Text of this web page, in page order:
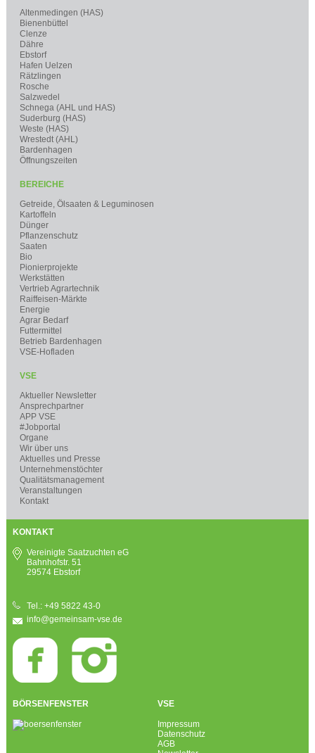
Altenmedingen (HAS)
Bienenbüttel
Clenze
Dähre
Ebstorf
Hafen Uelzen
Rätzlingen
Rosche
Salzwedel
Schnega (AHL und HAS)
Suderburg (HAS)
Weste (HAS)
Wrestedt (AHL)
Bardenhagen
Öffnungszeiten
BEREICHE
Getreide, Ölsaaten & Leguminosen
Kartoffeln
Dünger
Pflanzenschutz
Saaten
Bio
Pionierprojekte
Werkstätten
Vertrieb Agrartechnik
Raiffeisen-Märkte
Energie
Agrar Bedarf
Futtermittel
Betrieb Bardenhagen
VSE-Hofladen
VSE
Aktueller Newsletter
Ansprechpartner
APP VSE
#Jobportal
Organe
Wir über uns
Aktuelles und Presse
Unternehmenstöchter
Qualitätsmanagement
Veranstaltungen
Kontakt
KONTAKT
Vereinigte Saatzuchten eG
Bahnhofstr. 51
29574 Ebstorf
Tel.: +49 5822 43-0
info@gemeinsam-vse.de
BÖRSENFENSTER VSE
Impressum
Datenschutz
AGB